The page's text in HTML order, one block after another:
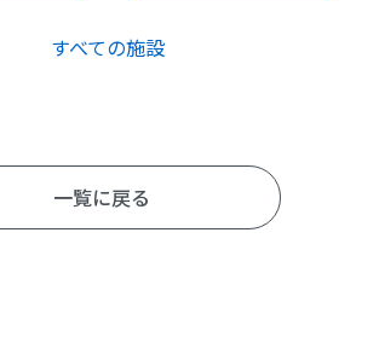
すべての施設
一覧に戻る